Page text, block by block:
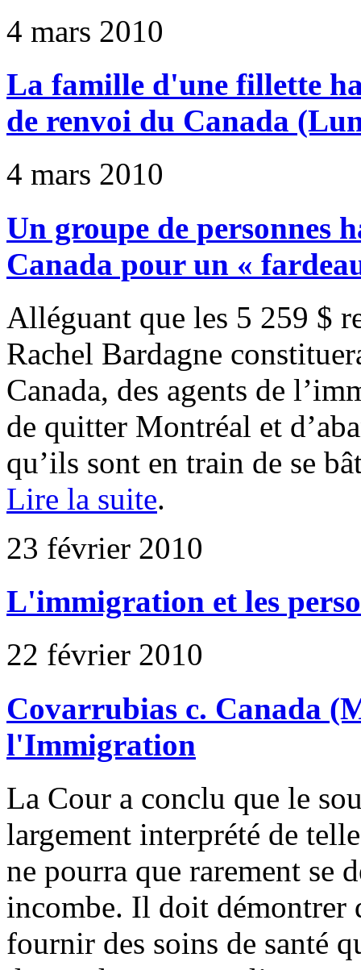
4 mars 2010
La famille d'une fillette
de renvoi du Canada
4 mars 2010
Un groupe de personnes
Canada pour un «
Alléguant que les 5 259 $
Rachel Bardagne
Canada, des agents de
de quitter Montréal et
qu’ils sont en train de se
Lire la suite.
23 février 2010
L'immigration et les
22 février 2010
Covarrubias c. Canada
l'Immigration
La Cour a conclu que le
largement interprété de
ne pourra que rarement se
incombe. Il doit démontrer
fournir des soins de santé